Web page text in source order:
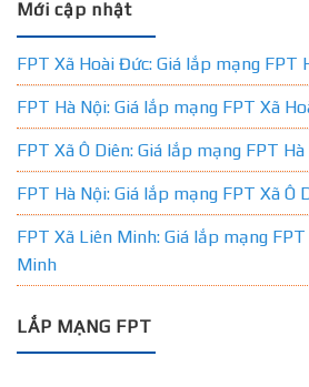
Mới cập nhật
FPT Xã Hoài Đức: Giá lắp mạng FPT
FPT Hà Nội: Giá lắp mạng FPT Xã
FPT Xã Ô Diên: Giá lắp mạng FPT
FPT Hà Nội: Giá lắp mạng FPT Xã Ô
FPT Xã Liên Minh: Giá lắp mạng
Minh
LẮP MẠNG FPT